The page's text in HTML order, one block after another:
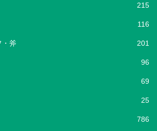
215
116
・斧 201
96
69
25
786